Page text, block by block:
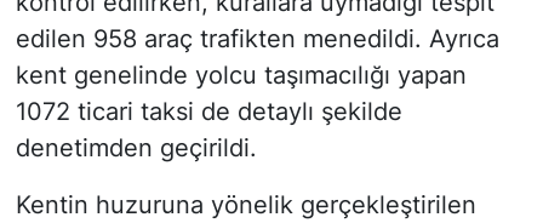
edilen 958 araç trafikten menedildi. Ayrıca
kent genelinde yolcu taşımacılığı yapan
1072 ticari taksi de detaylı şekilde
denetimden geçirildi.
Kentin huzuruna yönelik gerçekleştirilen